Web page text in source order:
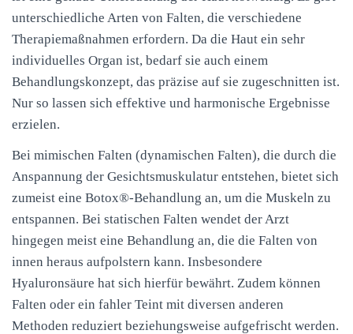
unterschiedliche Arten von Falten, die verschiedene
Therapiemaßnahmen erfordern. Da die Haut ein sehr
individuelles Organ ist, bedarf sie auch einem
Behandlungskonzept, das präzise auf sie zugeschnitten ist.
Nur so lassen sich effektive und harmonische Ergebnisse
erzielen.
Bei mimischen Falten (dynamischen Falten), die durch die
Anspannung der Gesichtsmuskulatur entstehen, bietet sich
zumeist eine Botox®-Behandlung an, um die Muskeln zu
entspannen. Bei statischen Falten wendet der Arzt
hingegen meist eine Behandlung an, die die Falten von
innen heraus aufpolstern kann. Insbesondere
Hyaluronsäure hat sich hierfür bewährt. Zudem können
Falten oder ein fahler Teint mit diversen anderen
Methoden reduziert beziehungsweise aufgefrischt werden.